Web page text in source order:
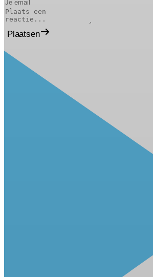
Plaatsen